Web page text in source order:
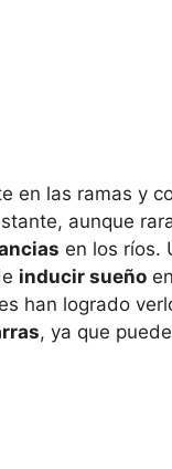
en las ramas y
aunque
en los ríos.
inducir sueño
han logrado
, ya que